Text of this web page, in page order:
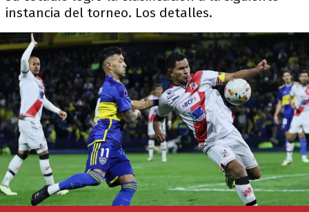
instancia del torneo. Los detalles.